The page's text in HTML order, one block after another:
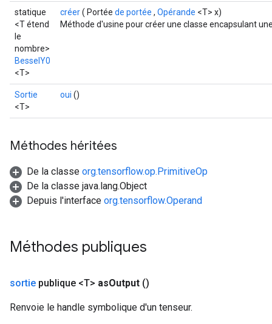
statique
<T étend
le
nombre>
BesselY0
<T>
créer( Portée de portée , Opérande <T> x)
Méthode d'usine pour créer une classe encapsulant
Sortie
<T>
oui ()
Méthodes héritées
De la classe org.tensorflow.op.PrimitiveOp
De la classe java.lang.Object
Depuis l'interface org.tensorflow.Operand
Méthodes publiques
sortie publique <T> asOutput ()
Renvoie le handle symbolique d'un tenseur.